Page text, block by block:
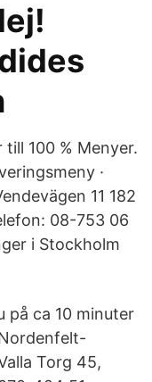
100 % Menyer.
·
11 182
08-753 06
i Stockholm
på ca 10 minuter
Torg 45,